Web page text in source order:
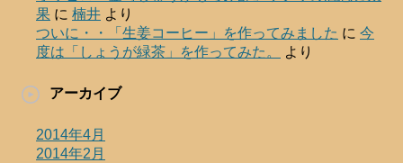
果 に 楠井 より
ついに・・「生姜コーヒー」を作ってみました に 今
度は「しょうが緑茶」を作ってみた。
より
アーカイブ
2014年4月
2014年2月